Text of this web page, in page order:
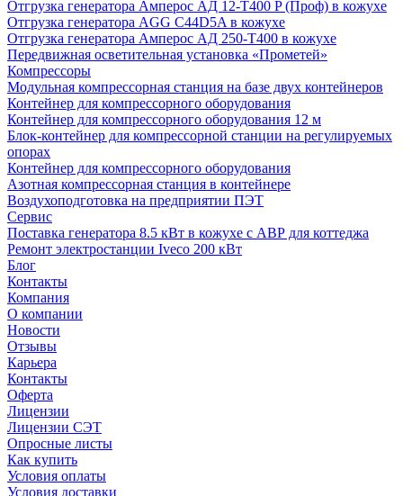
Отгрузка генератора Амперос АД 12-Т400 P (Проф) в кожухе
Отгрузка генератора AGG C44D5A в кожухе
Отгрузка генератора Амперос АД 250-Т400 в кожухе
Передвижная осветительная установка «Прометей»
Компрессоры
Модульная компрессорная станция на базе двух контейнеров
Контейнер для компрессорного оборудования
Контейнер для компрессорного оборудования 12 м
Блок-контейнер для компрессорной станции на регулируемых
опорах
Контейнер для компрессорного оборудования
Азотная компрессорная станция в контейнере
Воздухоподготовка на предприятии ПЭТ
Сервис
Поставка генератора 8.5 кВт в кожухе с АВР для коттеджа
Ремонт электростанции Iveco 200 кВт
Блог
Контакты
Компания
О компании
Новости
Отзывы
Карьера
Контакты
Оферта
Лицензии
Лицензии СЭТ
Опросные листы
Как купить
Условия оплаты
Условия доставки